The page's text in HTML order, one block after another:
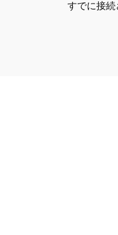
すでに接続